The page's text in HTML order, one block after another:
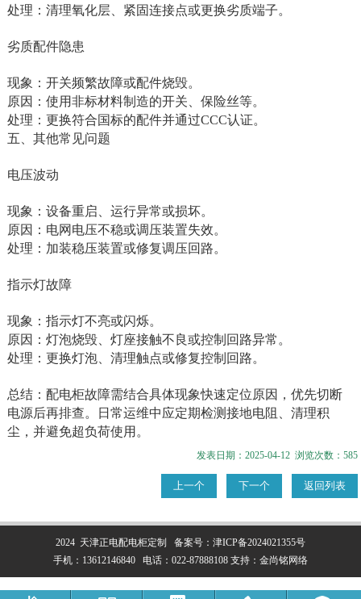
处理‌：清理氧化层、紧固连接点或更换劣质端子‌。
劣质配件隐患‌
现象‌：开关频繁故障或配件烧毁。
原因‌：使用非标材料制造的开关、保险丝等。
处理‌：更换符合国标的配件并通过CCC认证‌。
五、其他常见问题
电压波动‌
现象‌：设备重启、运行异常或损坏。
原因‌：电网电压不稳或调压装置失效。
处理‌：加装稳压装置或修复调压回路‌。
指示灯故障‌
现象‌：指示灯不亮或闪烁。
原因‌：灯泡烧毁、灯座接触不良或控制回路异常。
处理‌：更换灯泡、清理触点或修复控制回路‌。
总结‌：配电柜故障需结合具体现象快速定位原因，优先切断
电源后再排查。日常运维中应定期检测接地电阻、清理积
尘，并避免超负荷使用‌。
发表日期：2025-04-12 浏览次数：585
上一个 下一个 返回列表
2024 天津正电配电柜定制 备案号： 津ICP备2024021355号
手机： 13612146840电话： 022-87888108支持： 金尚铭网络